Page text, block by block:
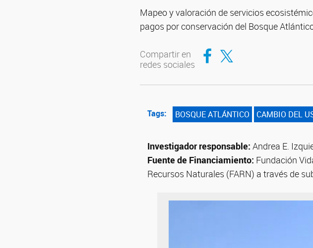
Mapeo y valoración de servicios
pagos por conservación del Bosque
Compartir en
redes sociales
Compartir en Facebook
Compartir en Twitter
Tags: BOSQUE ATLÁNTICO CAMBIO DEL
Investigador responsable: Andrea E.
Fuente de Financiamiento: Fundación
Recursos Naturales (FARN) a través de